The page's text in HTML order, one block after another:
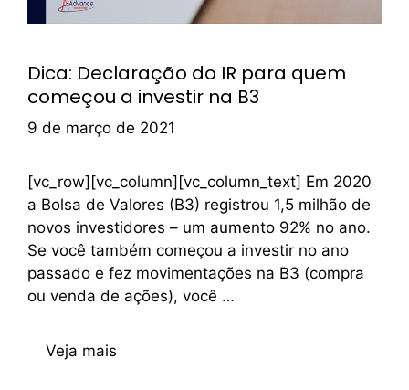
Dica: Declaração do IR para quem
começou a investir na B3
9 de março de 2021
[vc_row][vc_column][vc_column_text] Em 2020
a Bolsa de Valores (B3) registrou 1,5 milhão de
novos investidores – um aumento 92% no ano.
Se você também começou a investir no ano
passado e fez movimentações na B3 (compra
ou venda de ações), você …
Veja mais